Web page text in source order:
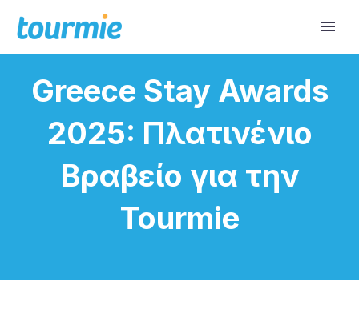
Greece Stay Awards
2025: Πλατινένιο
Βραβείο για την
Tourmie